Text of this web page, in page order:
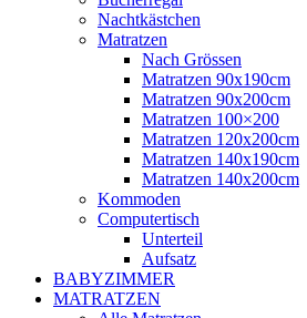
Nachtkästchen
Matratzen
Nach Grössen
Matratzen 90x190cm
Matratzen 90x200cm
Matratzen 100×200
Matratzen 120x200cm
Matratzen 140x190cm
Matratzen 140x200cm
Kommoden
Computertisch
Unterteil
Aufsatz
BABYZIMMER
MATRATZEN